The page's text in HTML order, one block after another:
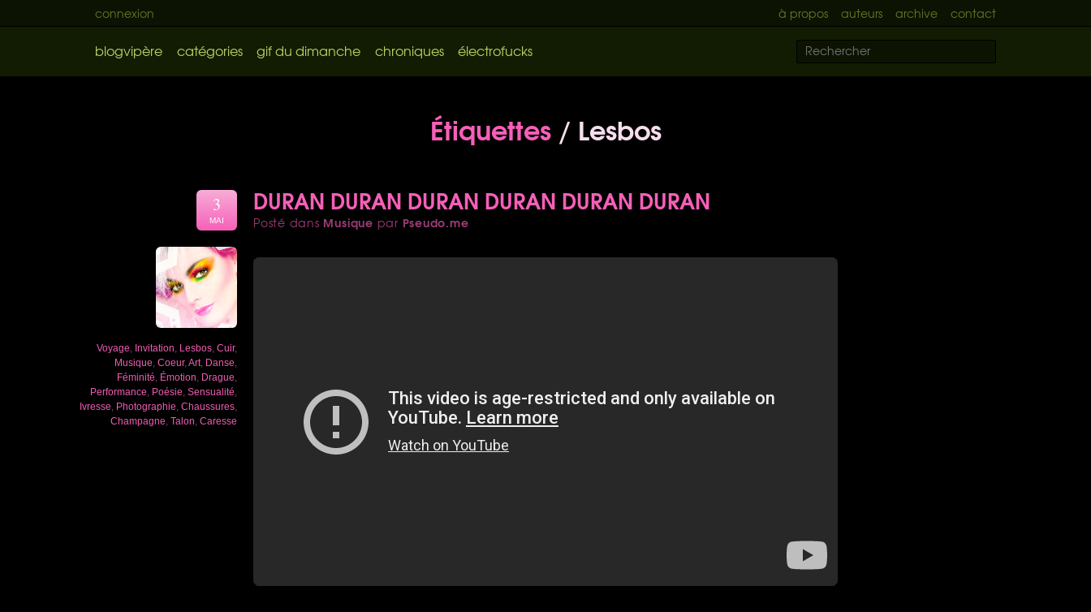
connexion à propos auteurs archive contact
blogvipère catégories gif du dimanche chroniques électrofucks
Étiquettes/ Lesbos
DURAN DURAN DURAN DURAN DURAN DURAN
Posté dans Musique par Pseudo.me
3
MAI
Voyage Invitation Lesbos Cuir,
Musique Coeur, Art, Danse
Féminité Émotion Drague
Performance Poésie Sensualité
Ivresse Photographie Chaussures
Champagne Talon Caresse